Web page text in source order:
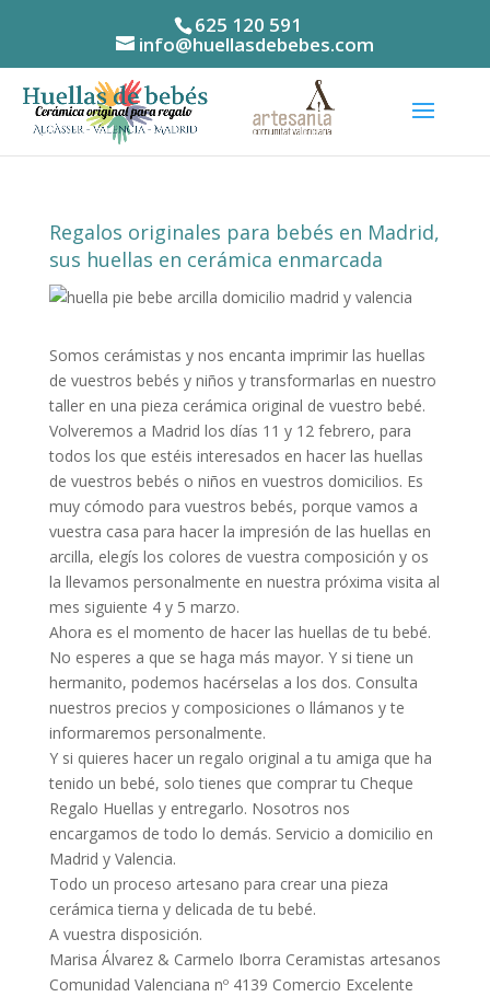
625 120 591
info@huellasdebebes.com
Regalos originales para bebés en Madrid,
sus huellas en cerámica enmarcada
Somos cerámistas y nos encanta imprimir las huellas
de vuestros bebés y niños y transformarlas en nuestro
taller en una pieza cerámica original de vuestro bebé.
Volveremos a Madrid los días 11 y 12 febrero, para
todos los que estéis interesados en hacer las huellas
de vuestros bebés o niños en vuestros domicilios. Es
muy cómodo para vuestros bebés, porque vamos a
vuestra casa para hacer la impresión de las huellas en
arcilla, elegís los colores de vuestra composición y os
la llevamos personalmente en nuestra próxima visita al
mes siguiente 4 y 5 marzo.
Ahora es el momento de hacer las huellas de tu bebé.
No esperes a que se haga más mayor. Y si tiene un
hermanito, podemos hacérselas a los dos. Consulta
nuestros precios y composiciones o llámanos y te
informaremos personalmente.
Y si quieres hacer un regalo original a tu amiga que ha
tenido un bebé, solo tienes que comprar tu Cheque
Regalo Huellas y entregarlo. Nosotros nos
encargamos de todo lo demás. Servicio a domicilio en
Madrid y Valencia.
Todo un proceso artesano para crear una pieza
cerámica tierna y delicada de tu bebé.
A vuestra disposición.
Marisa Álvarez & Carmelo Iborra Ceramistas artesanos
Comunidad Valenciana nº 4139 Comercio Excelente